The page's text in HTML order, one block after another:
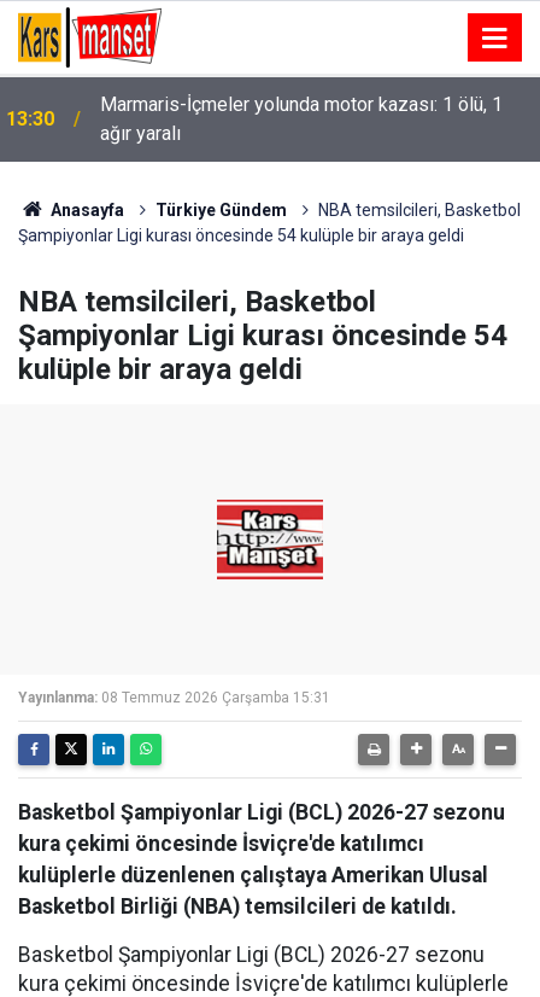
13:30
Marmaris-İçmeler yolunda motor kazası: 1 ölü, 1
13:29
Bursaspor’da 2026-2027 sezonu forma numaraları
açıklandı
Anasayfa Türkiye Gündem
NBA temsilcileri, Basketbol
Şampiyonlar Ligi kurası öncesinde 54 kulüple bir araya geldi
NBA temsilcileri, Basketbol
Şampiyonlar Ligi kurası öncesinde 54
kulüple bir araya geldi
Yayınlanma: 08 Temmuz 2026 Çarşamba 15:31
Basketbol Şampiyonlar Ligi (BCL) 2026-27 sezonu
kura çekimi öncesinde İsviçre'de katılımcı
kulüplerle düzenlenen çalıştaya Amerikan Ulusal
Basketbol Birliği (NBA) temsilcileri de katıldı.
Basketbol Şampiyonlar Ligi (BCL) 2026-27 sezonu
kura çekimi öncesinde İsviçre'de katılımcı kulüplerle